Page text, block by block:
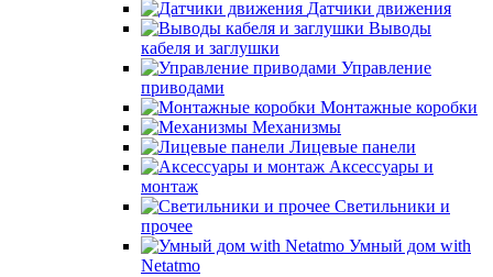
Датчики движения
Выводы
кабеля и заглушки
Управление
приводами
Монтажные коробки
Механизмы
Лицевые панели
Аксессуары и
монтаж
Светильники и
прочее
Умный дом with
Netatmo